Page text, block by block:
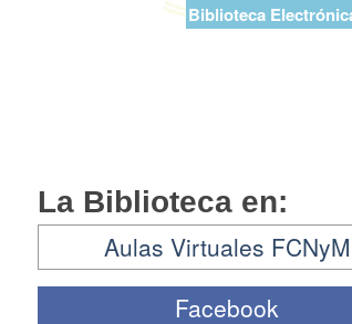
Biblioteca
La Biblioteca en:
Aulas Virtuales FCNyM
Facebook